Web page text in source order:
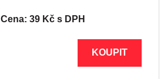
Cena: 39 Kč s DPH
KOUPIT